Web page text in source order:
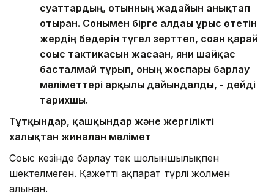
суаттардың, отынның жағдайын анықтап
отырған. Сонымен бірге алдағы ұрыс өтетін
жердің бедерін түгел зерттеп, соған қарай
соғыс тактикасын жасаған, яғни шайқас
басталмай тұрып, оның жоспары барлау
мәліметтері арқылы дайындалды, - дейді
тарихшы.
Тұтқындар, қашқындар және жергілікті
халықтан жиналған мәлімет
Соғыс кезінде барлау тек шолғыншылықпен
шектелмеген. Қажетті ақпарат түрлі жолмен
алынған.